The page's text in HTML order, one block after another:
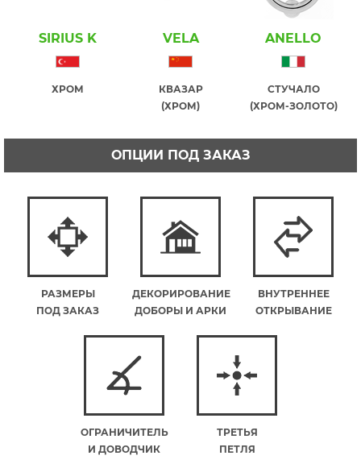
SIRIUS K
ХРОМ
VELA
КВАЗАР
(ХРОМ)
ANELLO
СТУЧАЛО
(ХРОМ-ЗОЛОТО)
ОПЦИИ ПОД ЗАКАЗ
РАЗМЕРЫ
ПОД ЗАКАЗ
ДЕКОРИРОВАНИЕ
ДОБОРЫ И АРКИ
ВНУТРЕННЕЕ
ОТКРЫВАНИЕ
ОГРАНИЧИТЕЛЬ
И ДОВОДЧИК
ТРЕТЬЯ
ПЕТЛЯ